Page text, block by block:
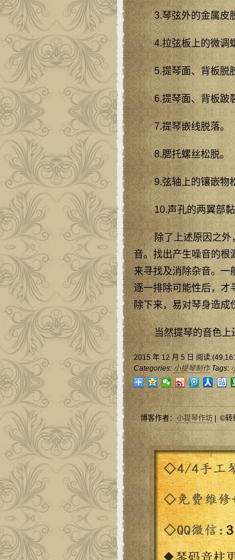
3.琴弦外的金属皮
4.拉弦板上的微调
5.提琴面、背板脱
6.提琴面、背板跛
7.提琴嵌线脱落。
8.腮托螺丝松脱。
9.弦轴上的镶嵌物
10.声孔的两翼部黏
除了上述原因之
音。找出产生噪音的根
来寻找及消除杂音。一
逐一排除可能性后，才
除下来，易对琴身造成
当然提琴的音色上
2015 年 12 月 5 日 阅读
Categories:小提琴制作Tags:
博客作者：小提琴作坊 | ©转